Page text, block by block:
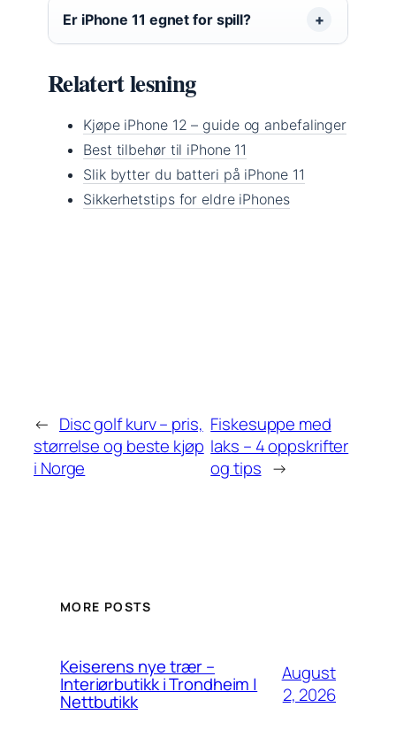
Er iPhone 11 egnet for spill?
Relatert lesning
Kjøpe iPhone 12 – guide og anbefalinger
Best tilbehør til iPhone 11
Slik bytter du batteri på iPhone 11
Sikkerhetstips for eldre iPhones
← Disc golf kurv – pris,
størrelse og beste kjøp
i Norge
Fiskesuppe med
laks – 4 oppskrifter
og tips →
MORE POSTS
Keiserens nye trær –
Interiørbutikk i Trondheim |
Nettbutikk
August
2, 2026